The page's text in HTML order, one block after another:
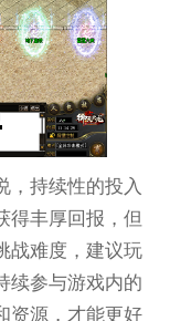
，持续性的投入
得丰厚回报，但
战难度，建议玩
续参与游戏内的
资源，才能更好